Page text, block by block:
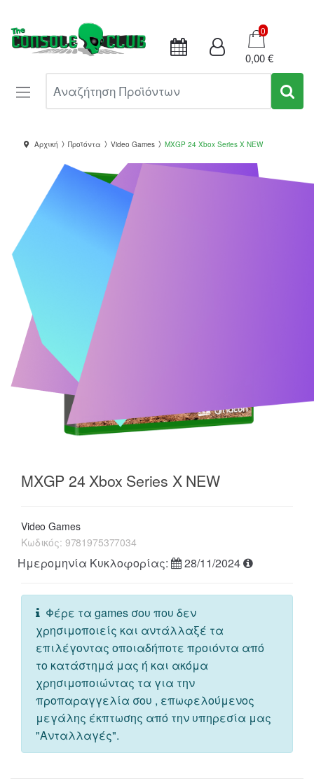
Καλάθι
0
0,00 €
Αρχική Προϊόντα Video Games MXGP 24 Xbox Series X NEW
MXGP 24 Xbox Series X NEW
Video Games
Κωδικός: 9781975377034
Ημερομηνία Κυκλοφορίας: 28/11/2024
Φέρε τα games σου που δεν
χρησιμοποιείς και αντάλλαξέ τα
επιλέγοντας οποιαδήποτε προιόντα από
το κατάστημά μας ή και ακόμα
χρησιμοποιώντας τα για την
προπαραγγελία σου , επωφελούμενος
μεγάλης έκπτωσης από την υπηρεσία μας
"Ανταλλαγές".